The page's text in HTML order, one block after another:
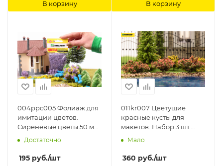
В корзину В корзину
004ppc005 Фолиаж для
имитации цветов.
Сиреневые цветы 50 мл.
Morrison
Достаточно
195 руб./шт
011kr007 Цветущие
красные кусты для
макетов. Набор 3 шт.
Morrison
Мало
360 руб./шт